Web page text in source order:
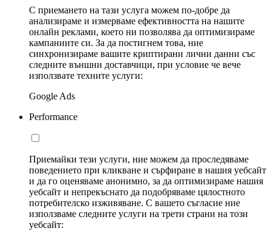
С приемането на тази услуга можем по-добре да
анализираме и измерваме ефективността на нашите
онлайн реклами, което ни позволява да оптимизираме
кампаниите си. За да постигнем това, ние
синхронизираме вашите криптирани лични данни със
следните външни доставчици, при условие че вече
използвате техните услуги:
Google Ads
Performance
Приемайки тези услуги, ние можем да проследяваме
поведението при кликване и сърфиране в нашия уебсайт
и да го оценяваме анонимно, за да оптимизираме нашия
уебсайт и непрекъснато да подобряваме цялостното
потребителско изживяване. С вашето съгласие ние
използваме следните услуги на трети страни на този
уебсайт: